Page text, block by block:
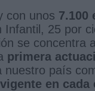
con unos 7.100
Infantil, 25 por
se concentra
primera
país
en cada